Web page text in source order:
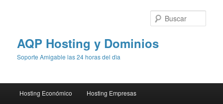
AQP Hosting y Dominios
Soporte Amigable las 24 horas del dìa
principal
Ir
Hosting Económico Hosting Empresas